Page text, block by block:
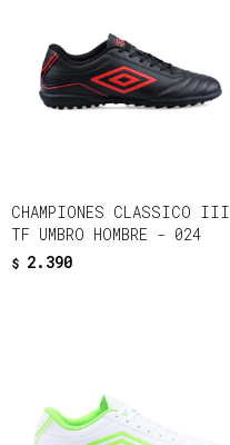
CHAMPIONES CLASSICO III
TF UMBRO HOMBRE - 024
$ 2.390